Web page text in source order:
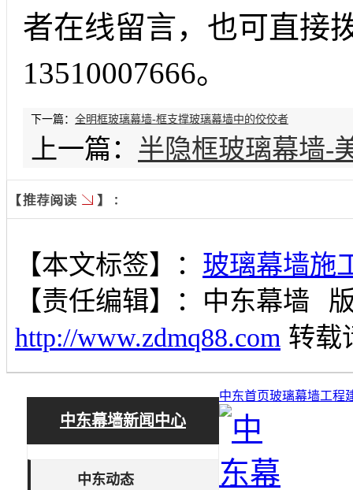
者在线留言，也可直接
13510007666。
下一篇： 全明框玻璃幕墙-框支撑玻璃幕墙中的佼佼者
上一篇： 半隐框玻璃幕墙-
【本文标签】： 玻璃幕墙施
【责任编辑】： 中东幕墙
http://www.zdmq88.com 转载
中东幕墙新闻中心
中东动态
中东首页玻璃幕墙工程